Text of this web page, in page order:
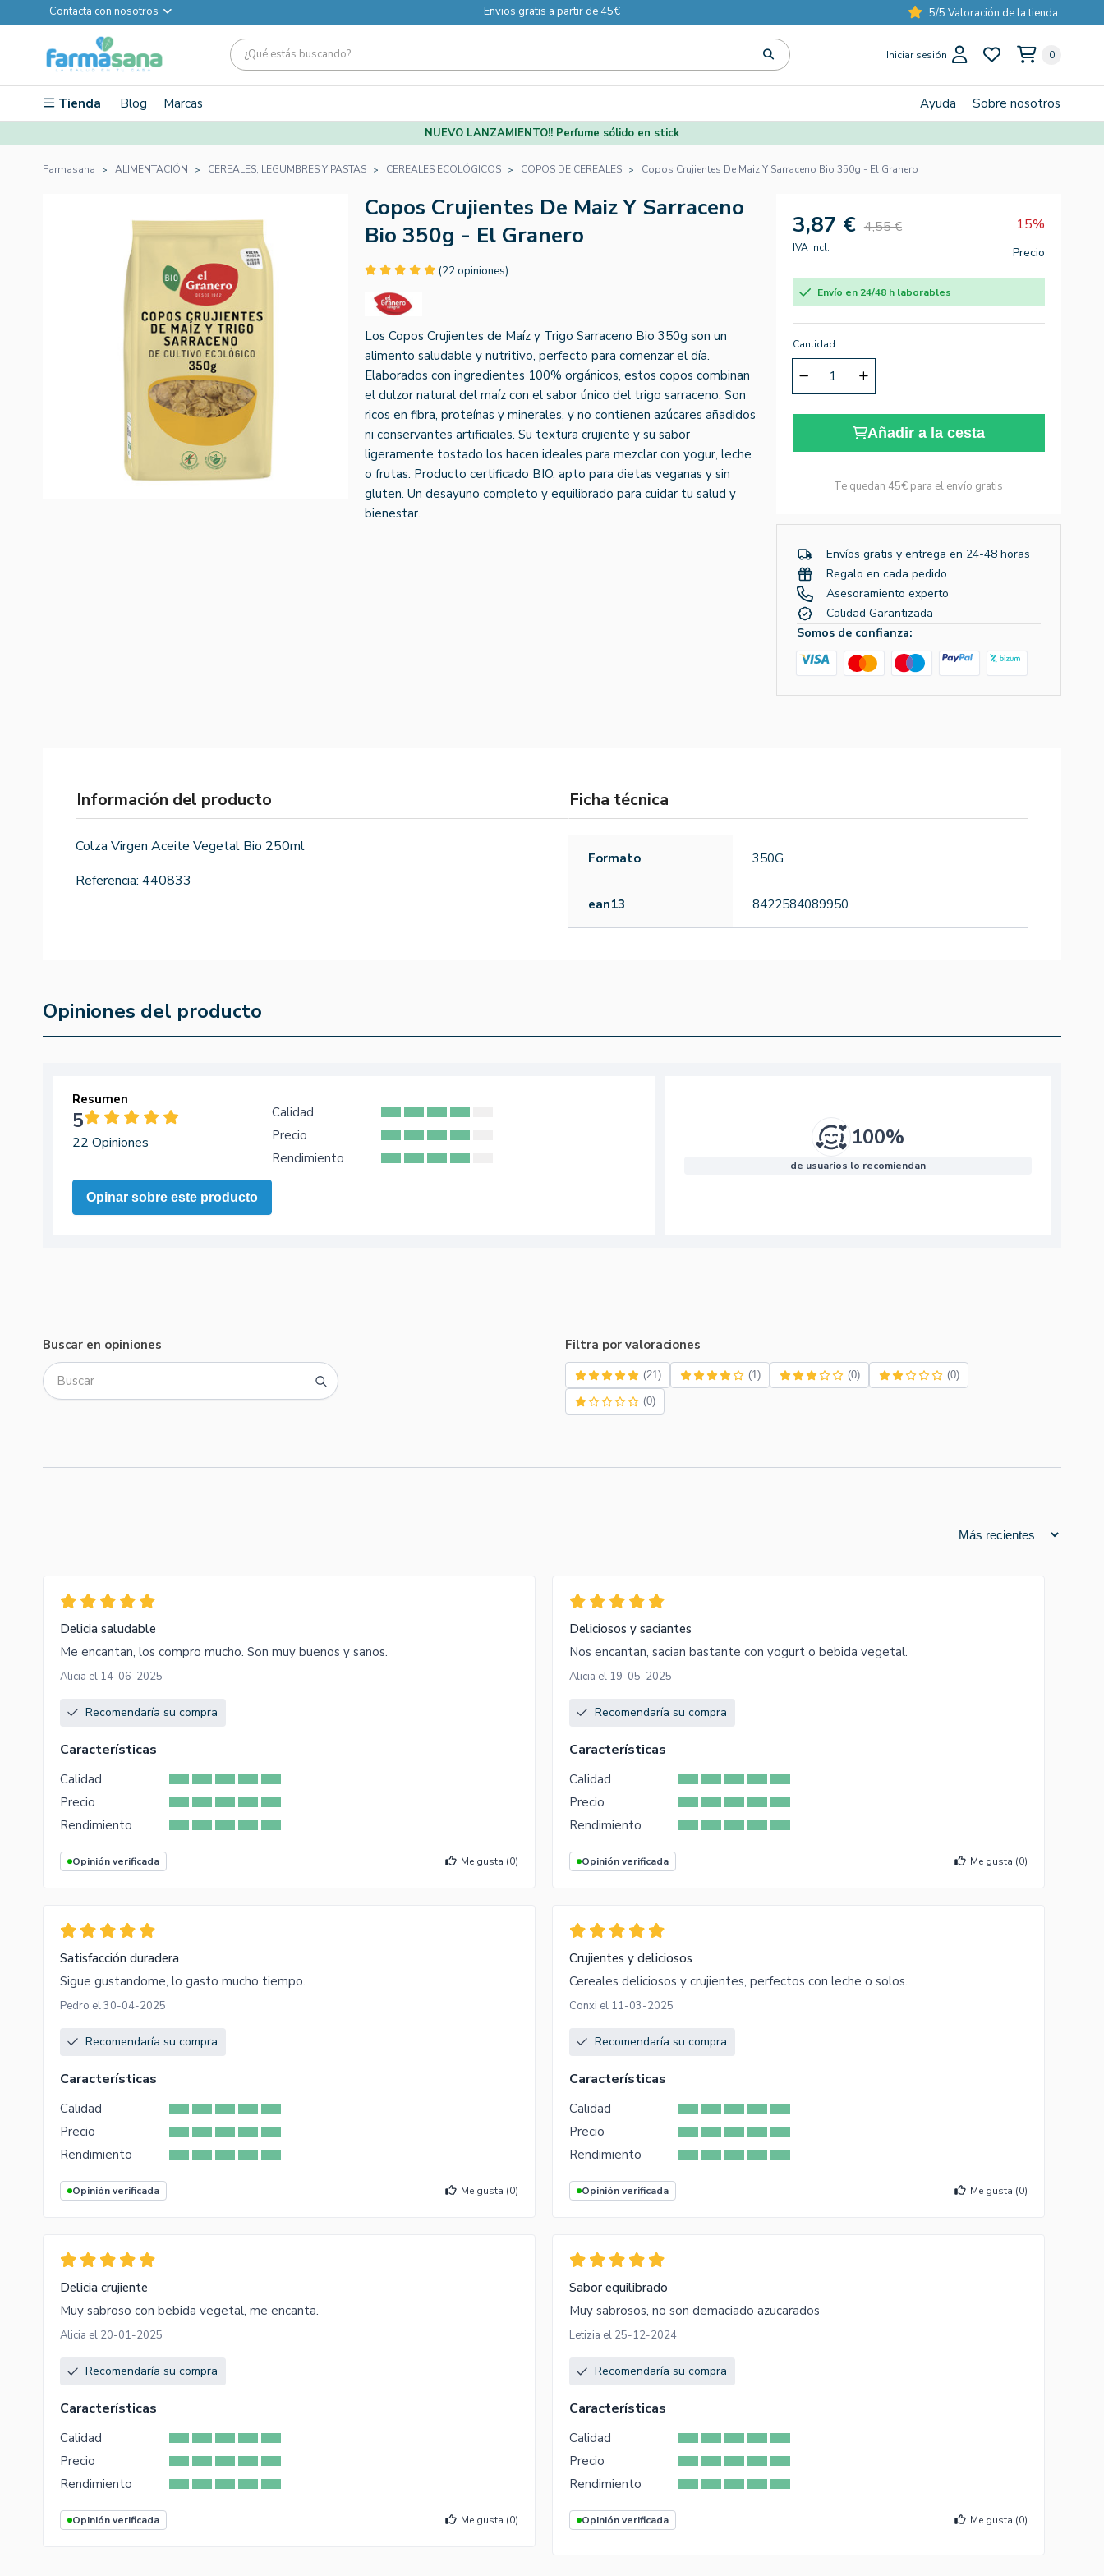
Contacta con nosotros Envios gratis a partir de 45€ 5/5 Valoración de la tienda
Iniciar sesión 0
Tienda Blog Marcas Ayuda Sobre nosotros
NUEVO LANZAMIENTO!! Perfume sólido en stick
Farmasana ALIMENTACIÓN CEREALES, LEGUMBRES Y PASTAS CEREALES ECOLÓGICOS COPOS DE CEREALES Copos Crujientes De Maiz Y Sarraceno Bio 350g - El Granero
Copos Crujientes De Maiz Y Sarraceno
Bio 350g - El Granero
(22 opiniones)
Los Copos Crujientes de Maíz y Trigo Sarraceno Bio 350g son un
alimento saludable y nutritivo, perfecto para comenzar el día.
Elaborados con ingredientes 100% orgánicos, estos copos combinan
el dulzor natural del maíz con el sabor único del trigo sarraceno. Son
ricos en fibra, proteínas y minerales, y no contienen azúcares añadidos
ni conservantes artificiales. Su textura crujiente y su sabor
ligeramente tostado los hacen ideales para mezclar con yogur, leche
o frutas. Producto certificado BIO, apto para dietas veganas y sin
gluten. Un desayuno completo y equilibrado para cuidar tu salud y
bienestar.
3,87 € 4,55 € 15%
IVA incl. Precio
Envío en 24/48 h laborables
Cantidad
Añadir a la cesta
Te quedan 45€ para el envío gratis
Envíos gratis y entrega en 24-48 horas
Regalo en cada pedido
Asesoramiento experto
Calidad Garantizada
Somos de confianza:
Información del producto
Colza Virgen Aceite Vegetal Bio 250ml
Referencia: 440833
Ficha técnica
Formato 350G
ean13 8422584089950
Opiniones del producto
Resumen
5
22 Opiniones
Opinar sobre este producto
Calidad
Precio
Rendimiento
100%
de usuarios lo recomiendan
Buscar en opiniones Filtra por valoraciones
(21) (1) (0) (0)
(0)
Delicia saludable
Me encantan, los compro mucho. Son muy buenos y sanos.
Alicia el 14-06-2025
Recomendaría su compra
Características
Calidad
Precio
Rendimiento
Opinión verificada Me gusta (0)
Deliciosos y saciantes
Nos encantan, sacian bastante con yogurt o bebida vegetal.
Alicia el 19-05-2025
Recomendaría su compra
Características
Calidad
Precio
Rendimiento
Opinión verificada Me gusta (0)
Satisfacción duradera
Sigue gustandome, lo gasto mucho tiempo.
Pedro el 30-04-2025
Recomendaría su compra
Características
Calidad
Precio
Rendimiento
Opinión verificada Me gusta (0)
Crujientes y deliciosos
Cereales deliciosos y crujientes, perfectos con leche o solos.
Conxi el 11-03-2025
Recomendaría su compra
Características
Calidad
Precio
Rendimiento
Opinión verificada Me gusta (0)
Delicia crujiente
Muy sabroso con bebida vegetal, me encanta.
Alicia el 20-01-2025
Recomendaría su compra
Características
Calidad
Precio
Rendimiento
Opinión verificada Me gusta (0)
Sabor equilibrado
Muy sabrosos, no son demaciado azucarados
Letizia el 25-12-2024
Recomendaría su compra
Características
Calidad
Precio
Rendimiento
Opinión verificada Me gusta (0)